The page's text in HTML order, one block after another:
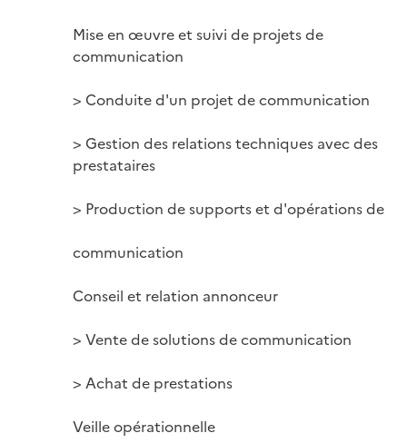
Mise en œuvre et suivi de projets de
communication
> Conduite d'un projet de communication
> Gestion des relations techniques avec des
prestataires
> Production de supports et d'opérations de
communication
Conseil et relation annonceur
> Vente de solutions de communication
> Achat de prestations
Veille opérationnelle